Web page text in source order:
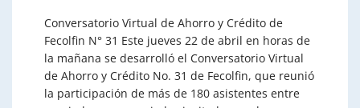
Conversatorio Virtual de Ahorro y Crédito de
Fecolfin N° 31 Este jueves 22 de abril en horas de
la mañana se desarrolló el Conversatorio Virtual
de Ahorro y Crédito No. 31 de Fecolfin, que reunió
la participación de más de 180 asistentes entre